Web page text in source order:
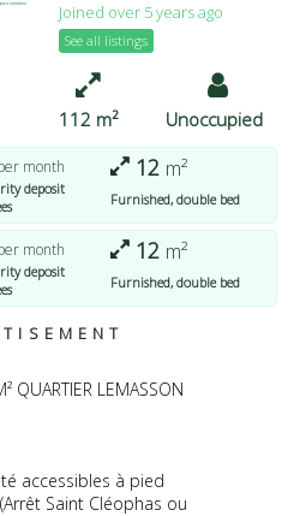
ou retirer votre
en revenant sur ce site et en
en bas de la page Web.
Joined over 5 years ago
See all listings
112 m²
Unoccupied
month 12 m²
deposit
Furnished, double bed
month 12 m²
deposit
Furnished, double bed
QUARTIER LEMASSON
accessibles à pied
Saint Cléophas ou